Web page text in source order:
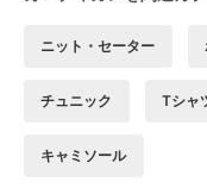
ニット・セーター
チュニック Tシャ
キャミソール